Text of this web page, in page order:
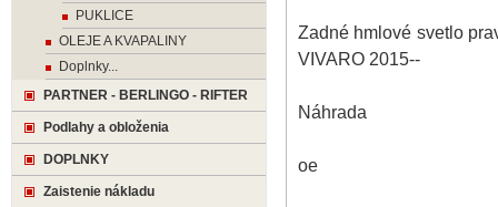
Zadné hmlové svetlo
VIVARO 2015--
Náhrada
oe
PUKLICE
OLEJE A KVAPALINY
Doplnky...
PARTNER - BERLINGO - RIFTER
Podlahy a obloženia
DOPLNKY
Zaistenie nákladu